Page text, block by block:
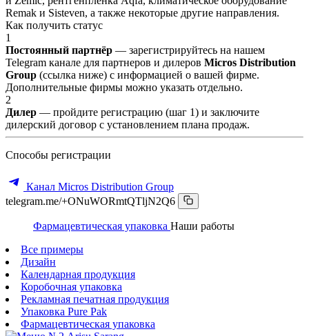
Remak и Sisteven, а также некоторые другие направления.
Как получить статус
1
Постоянный партнёр — зарегистрируйтесь на нашем
Telegram канале для партнеров и дилеров Micros Distribution
Group (ссылка ниже) с информацией о вашей фирме.
Дополнительные фирмы можно указать отдельно.
2
Дилер — пройдите регистрацию (шаг 1) и заключите
дилерский договор с установлением плана продаж.
Способы регистрации
Канал Micros Distribution Group
telegram.me/+ONuWORmtQTljN2Q6
Фармацевтическая упаковка Наши работы
Все примеры
Дизайн
Календарная продукция
Коробочная упаковка
Рекламная печатная продукция
Упаковка Pure Pak
Фармацевтическая упаковка